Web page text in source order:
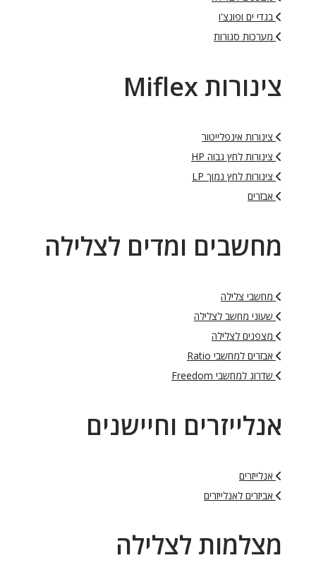
בגדי ים ופונצ'ו
מערכות סגורות
צינורות Miflex
צינורות אינפלייטור
צינורות לחץ גבוה HP
צינורות לחץ נמוך LP
אבזרים
מחשבים ומדים לצלילה
מחשבי צלילה
שעוני מחשב לצלילה
מצפנים לצלילה
אבזרים למחשבי Ratio
שדרוג למחשבי Freedom
אנלייזרים וחיישנים
אנלייזרים
אביזרים לאנלייזרים
מצלמות לצלילה